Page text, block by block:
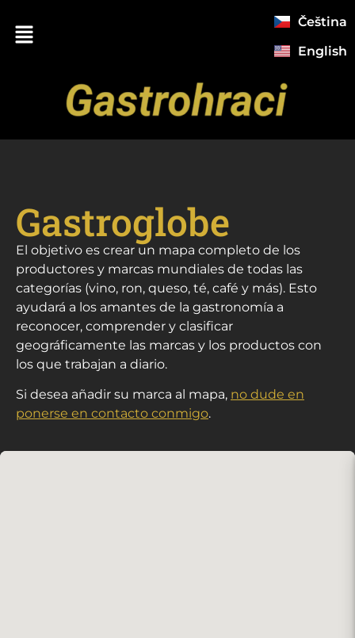
Čeština
English
Gastroglobe
El objetivo es crear un mapa completo de los
productores y marcas mundiales de todas las
categorías (vino, ron, queso, té, café y más). Esto
ayudará a los amantes de la gastronomía a
reconocer, comprender y clasificar
geográficamente las marcas y los productos con
los que trabajan a diario.
Si desea añadir su marca al mapa, no dude en
ponerse en contacto conmigo.